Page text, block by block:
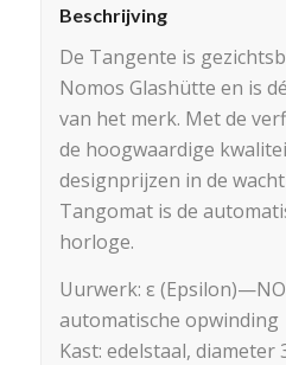
Beschrijving
De Tangente is
Nomos Glashütte en is
van het merk. Met de
de hoogwaardige
designprijzen in de
Tangomat is de
horloge.
Uurwerk: ε
automatische opwinding
Kast: edelstaal, diameter